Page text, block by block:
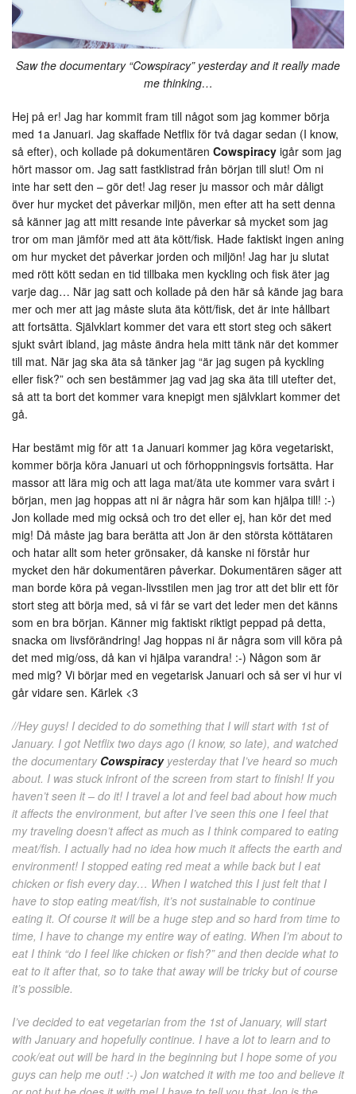
Saw the documentary “Cowspiracy” yesterday and it really made
me thinking…
Hej på er! Jag har kommit fram till något som jag kommer börja
med 1a Januari. Jag skaffade Netflix för två dagar sedan (I know,
så efter), och kollade på dokumentären Cowspiracy igår som jag
hört massor om. Jag satt fastklistrad från början till slut! Om ni
inte har sett den – gör det! Jag reser ju massor och mår dåligt
över hur mycket det påverkar miljön, men efter att ha sett denna
så känner jag att mitt resande inte påverkar så mycket som jag
tror om man jämför med att äta kött/fisk. Hade faktiskt ingen aning
om hur mycket det påverkar jorden och miljön! Jag har ju slutat
med rött kött sedan en tid tillbaka men kyckling och fisk äter jag
varje dag… När jag satt och kollade på den här så kände jag bara
mer och mer att jag måste sluta äta kött/fisk, det är inte hållbart
att fortsätta. Självklart kommer det vara ett stort steg och säkert
sjukt svårt ibland, jag måste ändra hela mitt tänk när det kommer
till mat. När jag ska äta så tänker jag “är jag sugen på kyckling
eller fisk?” och sen bestämmer jag vad jag ska äta till utefter det,
så att ta bort det kommer vara knepigt men självklart kommer det
gå.
Har bestämt mig för att 1a Januari kommer jag köra vegetariskt,
kommer börja köra Januari ut och förhoppningsvis fortsätta. Har
massor att lära mig och att laga mat/äta ute kommer vara svårt i
början, men jag hoppas att ni är några här som kan hjälpa till! :-)
Jon kollade med mig också och tro det eller ej, han kör det med
mig! Då måste jag bara berätta att Jon är den största köttätaren
och hatar allt som heter grönsaker, då kanske ni förstår hur
mycket den här dokumentären påverkar. Dokumentären säger att
man borde köra på vegan-livsstilen men jag tror att det blir ett för
stort steg att börja med, så vi får se vart det leder men det känns
som en bra början. Känner mig faktiskt riktigt peppad på detta,
snacka om livsförändring! Jag hoppas ni är några som vill köra på
det med mig/oss, då kan vi hjälpa varandra! :-) Någon som är
med mig? Vi börjar med en vegetarisk Januari och så ser vi hur vi
går vidare sen. Kärlek <3
//Hey guys! I decided to do something that I will start with 1st of
January. I got Netflix two days ago (I know, so late), and watched
the documentary Cowspiracyyesterday that I’ve heard so much
about. I was stuck infront of the screen from start to finish! If you
haven’t seen it – do it! I travel a lot and feel bad about how much
it affects the environment, but after I’ve seen this one I feel that
my traveling doesn’t affect as much as I think compared to eating
meat/fish. I actually had no idea how much it affects the earth and
environment! I stopped eating red meat a while back but I eat
chicken or fish every day… When I watched this I just felt that I
have to stop eating meat/fish, it’s not sustainable to continue
eating it. Of course it will be a huge step and so hard from time to
time, I have to change my entire way of eating. When I’m about to
eat I think “do I feel like chicken or fish?” and then decide what to
eat to it after that, so to take that away will be tricky but of course
it’s possible.
I’ve decided to eat vegetarian from the 1st of January, will start
with January and hopefully continue. I have a lot to learn and to
cook/eat out will be hard in the beginning but I hope some of you
guys can help me out! :-) Jon watched it with me too and believe it